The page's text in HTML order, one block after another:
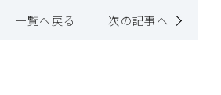
一覧へ戻る 次の記事へ